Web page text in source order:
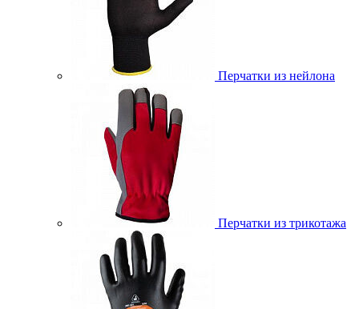
Перчатки из нейлона
Перчатки из трикотажа